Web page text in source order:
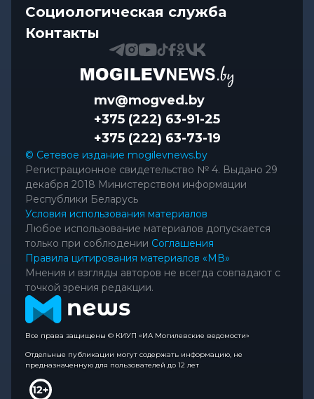
Социологическая служба
Контакты
mv@mogved.by
+375 (222) 63-91-25
+375 (222) 63-73-19
© Сетевое издание mogilevnews.by
Регистрационное свидетельство № 4. Выдано 29
декабря 2018 Министерством информации
Республики Беларусь
Условия использования материалов
Любое использование материалов допускается
только при соблюдении Соглашения
Правила цитирования материалов «МВ»
Мнения и взгляды авторов не всегда совпадают с
точкой зрения редакции.
Все права защищены © КИУП «ИА Могилевские ведомости»
Отдельные публикации могут содержать информацию, не
предназначенную для пользователей до 12 лет